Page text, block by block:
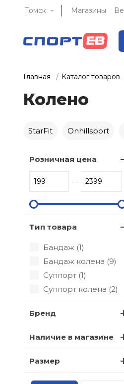
Томск Магазины
Главная Каталог товаров
Колено
StarFit Onhillsport
Розничная цена
Тип товара
Бандаж (1)
Бандаж колена (9)
Суппорт (1)
Суппорт колена (2)
Бренд
Наличие в магазине
Размер